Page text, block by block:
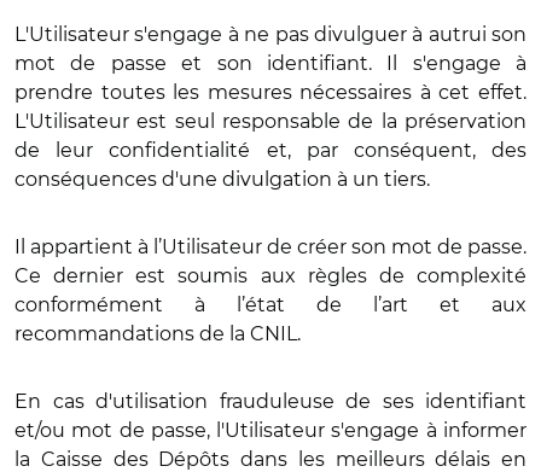
L'Utilisateur s'engage à ne pas divulguer à autrui son
mot de passe et son identifiant. Il s'engage à
prendre toutes les mesures nécessaires à cet effet.
L'Utilisateur est seul responsable de la préservation
de leur confidentialité et, par conséquent, des
conséquences d'une divulgation à un tiers.
Il appartient à l’Utilisateur de créer son mot de passe.
Ce dernier est soumis aux règles de complexité
conformément à l’état de l’art et aux
recommandations de la CNIL.
En cas d'utilisation frauduleuse de ses identifiant
et/ou mot de passe, l'Utilisateur s'engage à informer
la Caisse des Dépôts dans les meilleurs délais en